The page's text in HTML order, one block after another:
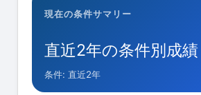
現在の条件サマリー
直近2年の条件別成績
条件: 直近2年